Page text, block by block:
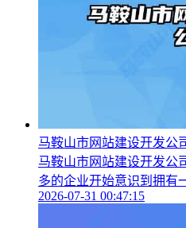
马鞍山市网站建设开发公
马鞍山市网站建设开发公
多的企业开始意识到拥有
2026-07-31 00:47:15